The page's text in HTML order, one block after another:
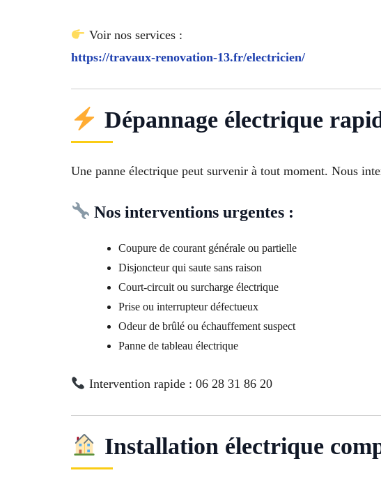
Voir nos services :
https://travaux-renovation-13.fr/electricien/
Dépannage électrique
Une panne électrique peut survenir à tout moment. Nous
Nos interventions urgentes :
Coupure de courant générale ou partielle
Disjoncteur qui saute sans raison
Court-circuit ou surcharge électrique
Prise ou interrupteur défectueux
Odeur de brûlé ou échauffement suspect
Panne de tableau électrique
Intervention rapide : 06 28 31 86 20
Installation électrique